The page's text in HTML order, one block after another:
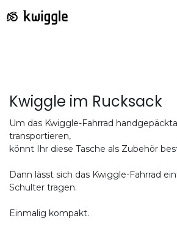
Kwiggle im Rucksack
Um das Kwiggle-Fahrrad
transportieren,
könnt Ihr diese Tasche als Zubehör
Dann lässt sich das Kwiggle-Fahrrad
Schulter tragen.
Einmalig kompakt.